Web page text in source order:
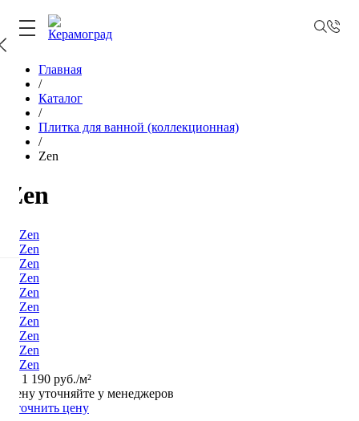
Главная
/
Каталог
/
Плитка для ванной (коллекционная)
/
Zen
Zen
1 190 руб./м²
Цену уточняйте у менеджеров
Уточнить цену